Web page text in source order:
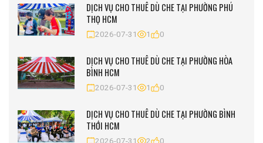
DỊCH VỤ CHO THUÊ DÙ CHE TẠI PHƯỜNG PHÚ
THỌ HCM
2026-07-31 1 0
DỊCH VỤ CHO THUÊ DÙ CHE TẠI PHƯỜNG HÒA
BÌNH HCM
2026-07-31 1 0
DỊCH VỤ CHO THUÊ DÙ CHE TẠI PHƯỜNG BÌNH
THỚI HCM
2026-07-31 2 0